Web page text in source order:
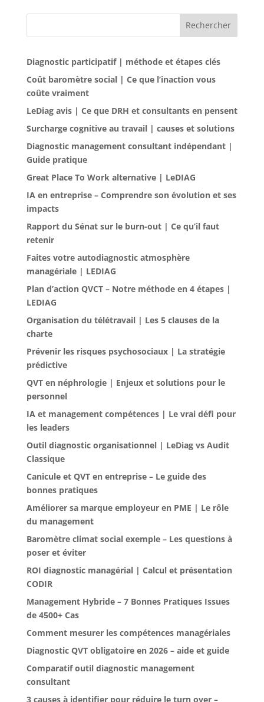
Rechercher
Diagnostic participatif | méthode et étapes clés
Coût baromètre social | Ce que l’inaction vous
coûte vraiment
LeDiag avis | Ce que DRH et consultants en pensent
Surcharge cognitive au travail | causes et solutions
Diagnostic management consultant indépendant |
Guide pratique
Great Place To Work alternative | LeDIAG
IA en entreprise – Comprendre son évolution et ses
impacts
Rapport du Sénat sur le burn-out | Ce qu’il faut
retenir
Faites votre autodiagnostic atmosphère
managériale | LEDIAG
Plan d’action QVCT – Notre méthode en 4 étapes |
LEDIAG
Organisation du télétravail | Les 5 clauses de la
charte
Prévenir les risques psychosociaux | La stratégie
prédictive
QVT en néphrologie | Enjeux et solutions pour le
personnel
IA et management compétences | Le vrai défi pour
les leaders
Outil diagnostic organisationnel | LeDiag vs Audit
Classique
Canicule et QVT en entreprise – Le guide des
bonnes pratiques
Améliorer sa marque employeur en PME | Le rôle
du management
Baromètre climat social exemple – Les questions à
poser et éviter
ROI diagnostic managérial | Calcul et présentation
CODIR
Management Hybride – 7 Bonnes Pratiques Issues
de 4500+ Cas
Comment mesurer les compétences managériales
Diagnostic QVT obligatoire en 2026 – aide et guide
Comparatif outil diagnostic management
consultant
3 causes à identifier pour réduire le turn over –